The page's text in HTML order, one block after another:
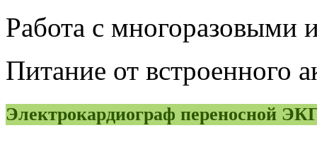
Работа с многоразовыми
Питание от встроенного
Электрокардиограф переносной